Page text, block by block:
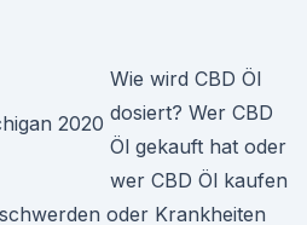
Wie wird CBD Öl
dosiert? Wer CBD
Öl gekauft hat oder
wer CBD Öl kaufen
oder Krankheiten